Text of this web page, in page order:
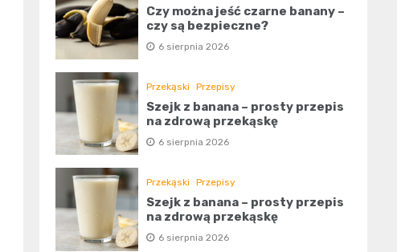
Czy można jeść czarne banany –
czy są bezpieczne?
6 sierpnia 2026
Przekąski Przepisy
Szejk z banana – prosty przepis
na zdrową przekąskę
6 sierpnia 2026
Przekąski Przepisy
Szejk z banana – prosty przepis
na zdrową przekąskę
6 sierpnia 2026